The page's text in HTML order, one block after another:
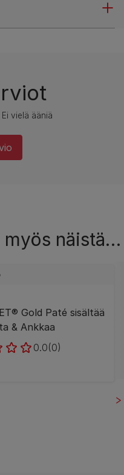
Ei vielä ääniä
myös näistä…
Gold Paté sisältää
& Ankkaa
0.0(0)